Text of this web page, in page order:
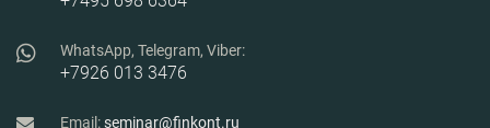
WhatsApp, Telegram, Viber:
+7926 013 3476
Email:seminar@finkont.ru